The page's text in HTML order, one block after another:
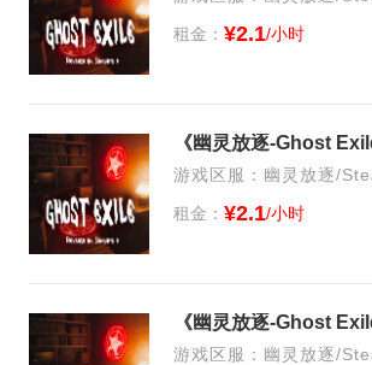
租金： ¥2.1/小时
《幽灵放逐-Ghost
游戏区服：幽灵放逐/
租金： ¥2.1/小时
《幽灵放逐-Ghost
游戏区服：幽灵放逐/